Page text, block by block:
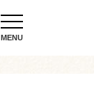
MENU